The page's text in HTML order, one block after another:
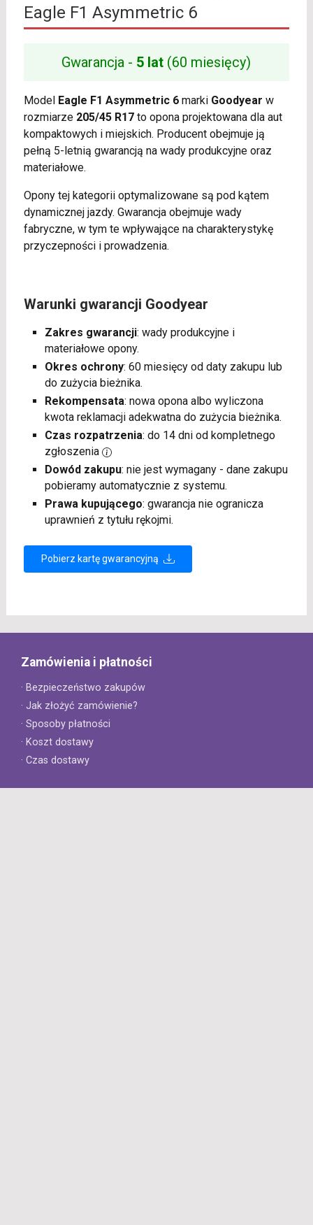
Eagle F1 Asymmetric 6
Gwarancja - 5 lat (60 miesięcy)
Model Eagle F1 Asymmetric 6marki Goodyear w
rozmiarze 205/45 R17to opona projektowana dla aut
kompaktowych i miejskich. Producent obejmuje ją
pełną 5-letnią gwarancją na wady produkcyjne oraz
materiałowe.
Opony tej kategorii optymalizowane są pod kątem
dynamicznej jazdy. Gwarancja obejmuje wady
fabryczne, w tym te wpływające na charakterystykę
przyczepności i prowadzenia.
Warunki gwarancji Goodyear
Zakres gwarancji: wady produkcyjne i
materiałowe opony.
Okres ochrony: 60 miesięcy od daty zakupu lub
do zużycia bieżnika.
Rekompensata: nowa opona albo wyliczona
kwota reklamacji adekwatna do zużycia bieżnika.
Czas rozpatrzenia: do 14 dni od kompletnego
zgłoszenia
Dowód zakupu: nie jest wymagany - dane zakupu
pobieramy automatycznie z systemu.
Prawa kupującego: gwarancja nie ogranicza
uprawnień z tytułu rękojmi.
Pobierz kartę gwarancyjną
Zamówienia i płatności
· Bezpieczeństwo zakupów
· Jak złożyć zamówienie?
· Sposoby płatności
· Koszt dostawy
· Czas dostawy